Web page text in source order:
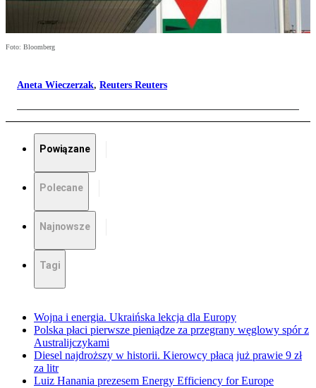
Foto: Bloomberg
Aneta Wieczerzak, Reuters Reuters
Powiązane
Polecane
Najnowsze
Tagi
Wojna i energia. Ukraińska lekcja dla Europy
Polska płaci pierwsze pieniądze za przegrany węglowy spór z
Australijczykami
Diesel najdroższy w historii. Kierowcy płacą już prawie 9 zł
za litr
Luiz Hanania prezesem Energy Efficiency for Europe